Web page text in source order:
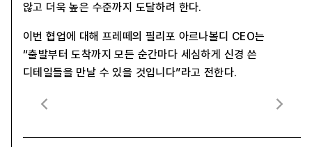
않고 더욱 높은 수준까지 도달하려 한다.
이번 협업에 대해 프레떼의 필리포 아르나볼디 CEO는
“출발부터 도착까지 모든 순간마다 세심하게 신경 쓴
디테일들을 만날 수 있을 것입니다”라고 전한다.